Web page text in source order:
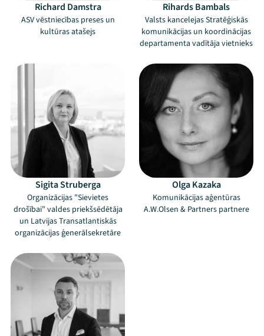
Richard Damstra
ASV vēstniecības preses un
kultūras atašejs
Rihards Bambals
Valsts kancelejas Stratēģiskās
komunikācijas un koordinācijas
departamenta vadītāja vietnieks
Sigita Struberga
Organizācijas "Sievietes
drošībai" valdes priekšsēdētāja
un Latvijas Transatlantiskās
organizācijas ģenerālsekretāre
Olga Kazaka
Komunikācijas aģentūras
A.W.Olsen & Partners partnere